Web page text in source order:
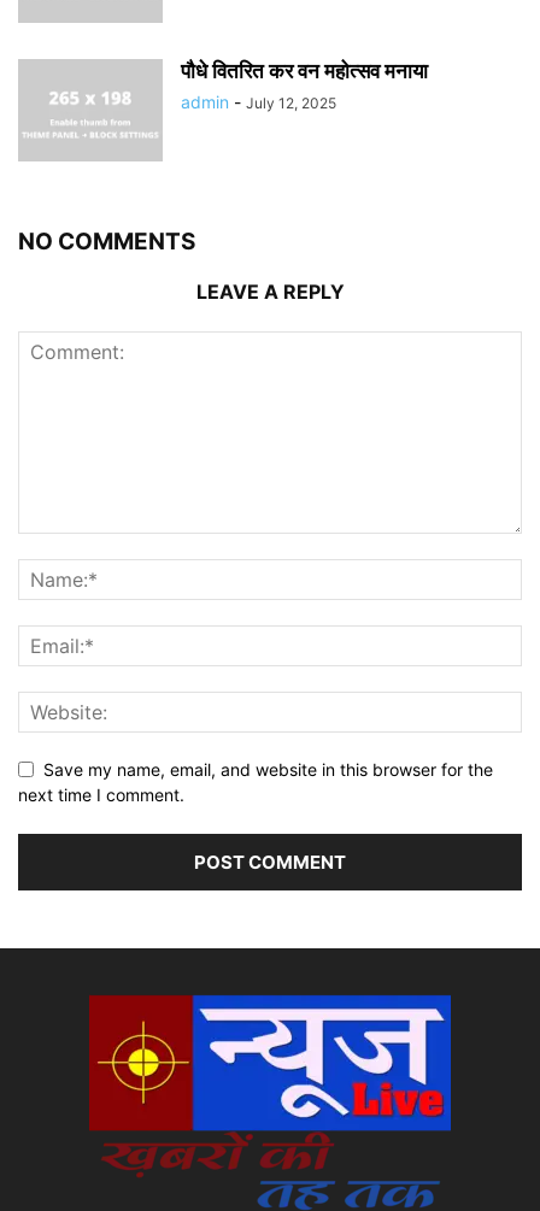
पौधे वितरित कर वन महोत्सव मनाया
admin - July 12, 2025
NO COMMENTS
LEAVE A REPLY
Save my name, email, and website in this browser for the
next time I comment.